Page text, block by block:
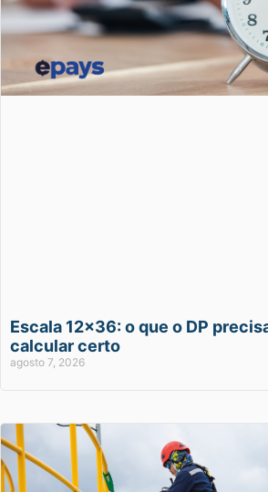
Escala 12×36: o que o DP
calcular certo
agosto 7, 2026